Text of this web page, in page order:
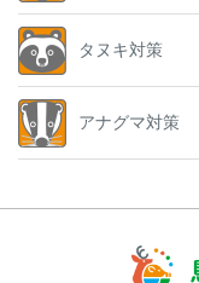
タヌキ対策
アナグマ対策